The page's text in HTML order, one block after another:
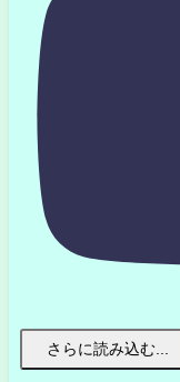
さらに読み込む...